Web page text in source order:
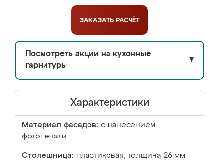
ЗАКАЗАТЬ РАСЧЁТ
Посмотреть акции на кухонные
гарнитуры
▼
Характеристики
Материал фасадов: с нанесением
фотопечати
Столешница: пластиковая, толщина 26 мм